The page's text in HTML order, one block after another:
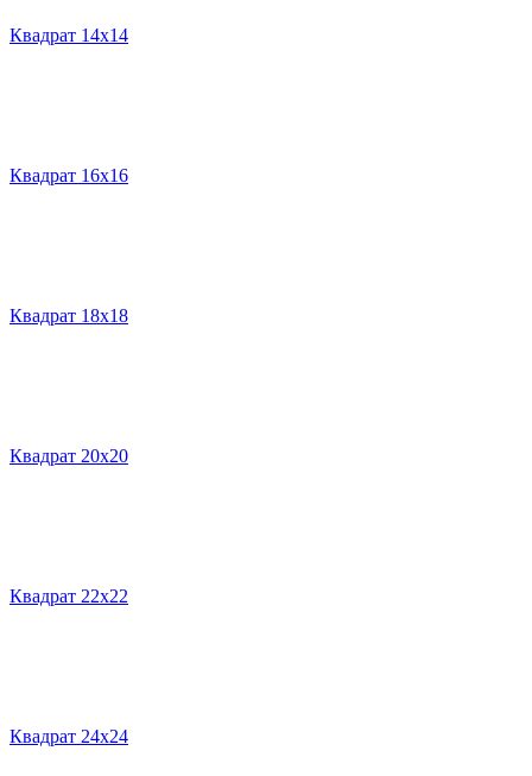
Квадрат 14х14
Квадрат 16х16
Квадрат 18х18
Квадрат 20х20
Квадрат 22х22
Квадрат 24х24